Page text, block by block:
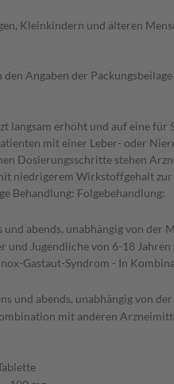
Kleinkindern und älteren
Angaben der
langsam erhöht und auf eine
mit einer Leber- oder
Dosierungsschritte stehen
niedrigerem Wirkstoffgehalt
Behandlung: Folgebehandlung:
und abends, unabhängig von der
und Jugendliche von 6-18
Gastaut-Syndrom - In
und abends, unabhängig von
mit anderen